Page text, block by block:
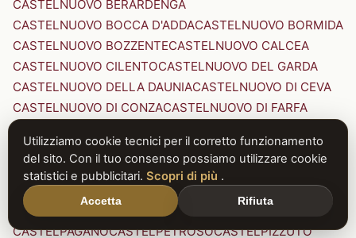
CASTELNUOVO BERARDENGA
CASTELNUOVO BOCCA D'ADDACASTELNUOVO BORMIDA
CASTELNUOVO BOZZENTECASTELNUOVO CALCEA
CASTELNUOVO CILENTOCASTELNUOVO DEL GARDA
CASTELNUOVO DELLA DAUNIACASTELNUOVO DI CEVA
CASTELNUOVO DI CONZACASTELNUOVO DI FARFA
CASTELNUOVO DI PORTO CASTELNUOVO DON BOSCO
CASTELNUOVO MAGRACASTELNUOVO NIGRA
CASTELNUOVO PARANOCASTELNUOVO RANGONE
CASTELNUOVO SCRIVIA
CASTELNUOVO VAL DI CECINA
CASTELPAGANOCASTELPETROSOCASTELPIZZUTO
Utilizziamo cookie tecnici per il corretto funzionamento
del sito. Con il tuo consenso possiamo utilizzare cookie
statistici e pubblicitari. Scopri di più .
Accetta Rifiuta